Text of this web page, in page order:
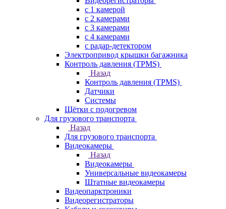
с 1 камерой
с 2 камерами
с 3 камерами
с 4 камерами
с радар-детектором
Электропривод крышки багажника
Контроль давления (TPMS)
Назад
Контроль давления (TPMS)
Датчики
Системы
Щётки с подогревом
Для грузового транспорта
Назад
Для грузового транспорта
Видеокамеры
Назад
Видеокамеры
Универсальные видеокамеры
Штатные видеокамеры
Видеопарктроники
Видеорегистраторы